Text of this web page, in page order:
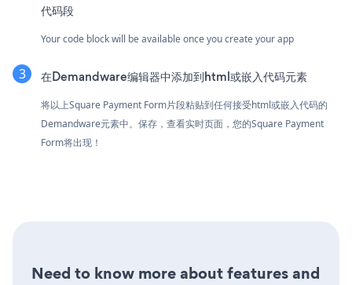
代码段
Your code block will be available once you create your app
在Demandware编辑器中添加到html或嵌入代码元素
将以上Square Payment Form片段粘贴到任何接受html或嵌入代码的
Demandware元素中。保存，查看实时页面，您的Square Payment
Form将出现！
Need to know more about features and